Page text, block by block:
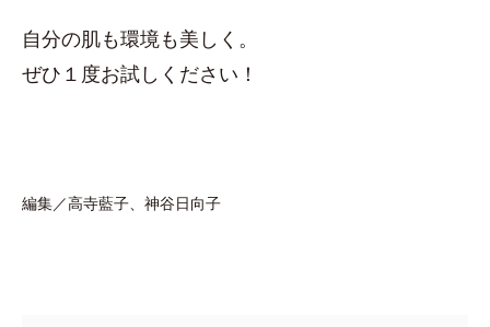
自分の肌も環境も美しく。
ぜひ１度お試しください！
編集／高寺藍子、神谷日向子